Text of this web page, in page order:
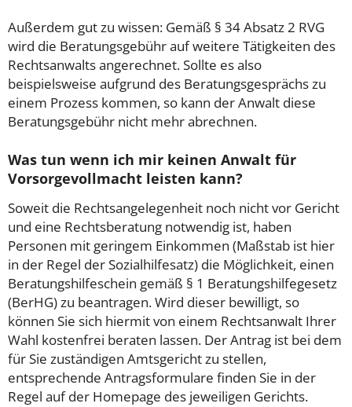
Außerdem gut zu wissen: Gemäß § 34 Absatz 2 RVG
wird die Beratungsgebühr auf weitere Tätigkeiten des
Rechtsanwalts angerechnet. Sollte es also
beispielsweise aufgrund des Beratungsgesprächs zu
einem Prozess kommen, so kann der Anwalt diese
Beratungsgebühr nicht mehr abrechnen.
Was tun wenn ich mir keinen Anwalt für
Vorsorgevollmacht leisten kann?
Soweit die Rechtsangelegenheit noch nicht vor Gericht
und eine Rechtsberatung notwendig ist, haben
Personen mit geringem Einkommen (Maßstab ist hier
in der Regel der Sozialhilfesatz) die Möglichkeit, einen
Beratungshilfeschein gemäß § 1 Beratungshilfegesetz
(BerHG) zu beantragen. Wird dieser bewilligt, so
können Sie sich hiermit von einem Rechtsanwalt Ihrer
Wahl kostenfrei beraten lassen. Der Antrag ist bei dem
für Sie zuständigen Amtsgericht zu stellen,
entsprechende Antragsformulare finden Sie in der
Regel auf der Homepage des jeweiligen Gerichts.